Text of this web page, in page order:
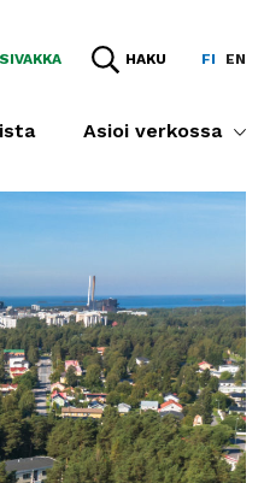
HAKU FI EN
Asioi verkossa